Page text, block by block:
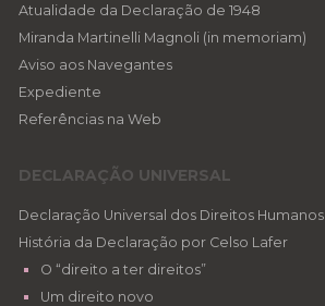
Atualidade da Declaração de 1948
Miranda Martinelli Magnoli (in memoriam)
Aviso aos Navegantes
Expediente
Referências na Web
DECLARAÇÃO UNIVERSAL
Declaração Universal dos Direitos Humanos
História da Declaração por Celso Lafer
O “direito a ter direitos”
Um direito novo